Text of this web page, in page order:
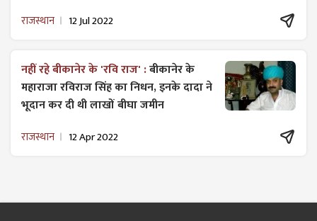
राजस्थान 12 Jul 2022
नहीं रहे बीकानेर के 'रवि राज' :बीकानेर के
महाराजा रविराज सिंह का निधन, इनके दादा ने
भूदान कर दी थी लाखों बीघा जमीन
राजस्थान 12 Apr 2022